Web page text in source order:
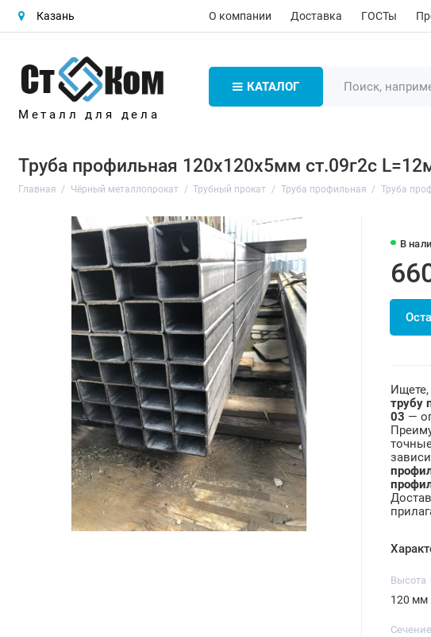
Казань О компании Доставка ГОСТы
Металл для дела
КАТАЛОГ
Труба профильная 120х120х5мм ст.09г2с
Главная Чёрный металлопрокат Трубный прокат Труба профильная Труба
В
трубу
03 —
Высота
120 мм
Сечение